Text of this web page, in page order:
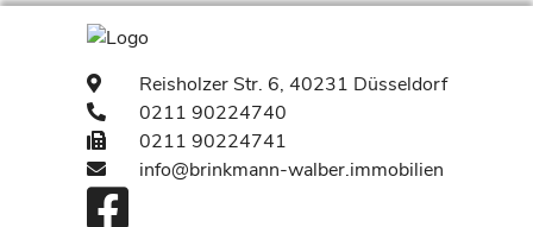
Reisholzer Str. 6, 40231 Düsseldorf
0211 90224740
0211 90224741
info@brinkmann-walber.immobilien